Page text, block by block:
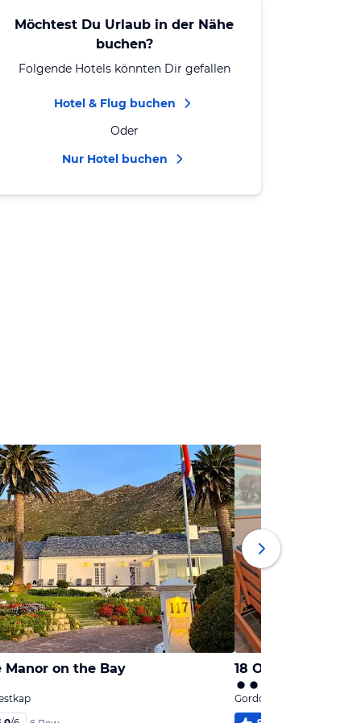
Möchtest Du Urlaub in der Nähe
buchen?
Folgende Hotels könnten Dir gefallen
Hotel & Flug buchen
Oder
Nur Hotel buchen
Manor on the Bay 18 On Kloof B&B
Gordons Bay, Westkap